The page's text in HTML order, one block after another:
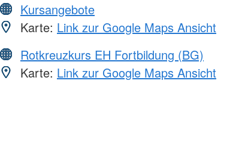
Kursangebote
Karte: Link zur Google Maps Ansicht
Rotkreuzkurs EH Fortbildung (BG)
Karte: Link zur Google Maps Ansicht